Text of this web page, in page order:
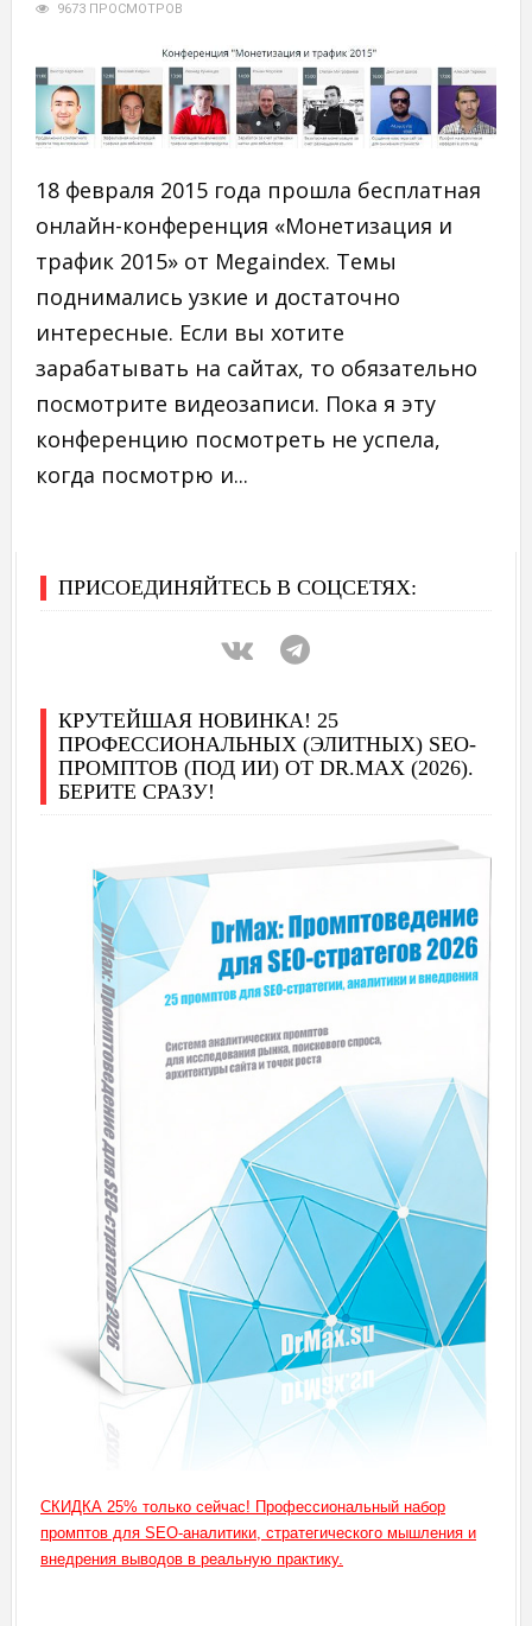
9673 ПРОСМОТРОВ
18 февраля 2015 года прошла бесплатная
онлайн-конференция «Монетизация и
трафик 2015» от Megaindex. Темы
поднимались узкие и достаточно
интересные. Если вы хотите
зарабатывать на сайтах, то обязательно
посмотрите видеозаписи. Пока я эту
конференцию посмотреть не успела,
когда посмотрю и...
ПРИСОЕДИНЯЙТЕСЬ В СОЦСЕТЯХ:
КРУТЕЙШАЯ НОВИНКА! 25
ПРОФЕССИОНАЛЬНЫХ (ЭЛИТНЫХ) SEO-
ПРОМПТОВ (ПОД ИИ) ОТ DR.MAX (2026).
БЕРИТЕ СРАЗУ!
СКИДКА 25% только сейчас! Профессиональный набор
промптов для SEO-аналитики, стратегического мышления и
внедрения выводов в реальную практику.